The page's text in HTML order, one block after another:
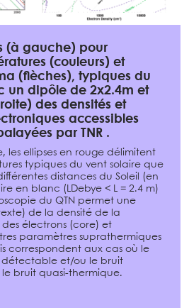
(à gauche) pour
(couleurs) et
(flèches), typiques du
un dipôle de 2x2.4m et
des densités et
accessibles
par TNR .
les ellipses en rouge délimitent
typiques du vent solaire que
distances du Soleil (en
en blanc (LDebye < L = 2.4 m)
du QTN permet une
de la densité de la
électrons (core) et
paramètres suprathermiques
correspondent aux cas où le
détectable et/ou le bruit
bruit quasi-thermique.